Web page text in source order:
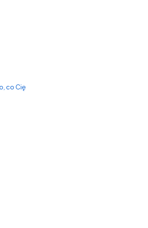
co Cię